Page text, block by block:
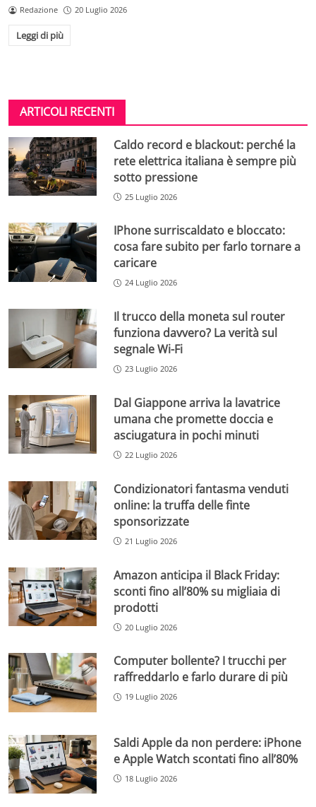
Redazione 20 Luglio 2026
Leggi di più
ARTICOLI RECENTI
Caldo record e blackout: perché la
rete elettrica italiana è sempre più
sotto pressione
25 Luglio 2026
IPhone surriscaldato e bloccato:
cosa fare subito per farlo tornare a
caricare
24 Luglio 2026
Il trucco della moneta sul router
funziona davvero? La verità sul
segnale Wi-Fi
23 Luglio 2026
Dal Giappone arriva la lavatrice
umana che promette doccia e
asciugatura in pochi minuti
22 Luglio 2026
Condizionatori fantasma venduti
online: la truffa delle finte
sponsorizzate
21 Luglio 2026
Amazon anticipa il Black Friday:
sconti fino all’80% su migliaia di
prodotti
20 Luglio 2026
Computer bollente? I trucchi per
raffreddarlo e farlo durare di più
19 Luglio 2026
Saldi Apple da non perdere: iPhone
e Apple Watch scontati fino all’80%
18 Luglio 2026